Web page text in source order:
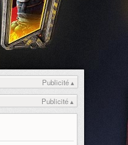
Publicité ▴
Publicité ▴